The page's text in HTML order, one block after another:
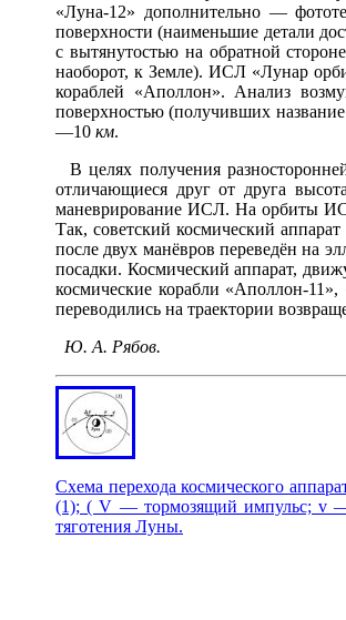
«Луна-12» дополнительно —
поверхности (наименьшие детали
с вытянутостью на обратной
наоборот, к Земле). ИСЛ «Лунар
кораблей «Аполлон». Анализ
поверхностью (получивших
—10 км.
В целях получения
отличающиеся друг от друга
маневрирование ИСЛ. На орбиты
Так, советский космический
после двух манёвров переведён на
посадки. Космический аппарат,
космические корабли «Аполлон-
переводились на траектории
Ю. А. Рябов.
Схема перехода космического
(1); ( V — тормозящий импульс; v —
тяготения Луны.